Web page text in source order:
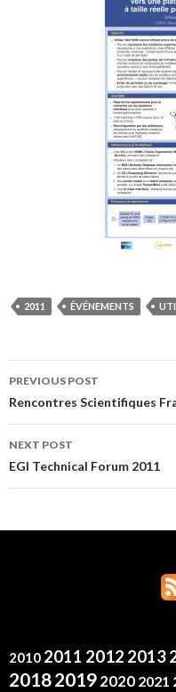
2011 ÉVÉNEMENTS
Post
navigation
PREVIOUS POST
Rencontres Scientifiques
NEXT POST
EGI Technical Forum 2011
2010 2011 2012 2013
20182019 2020 2021